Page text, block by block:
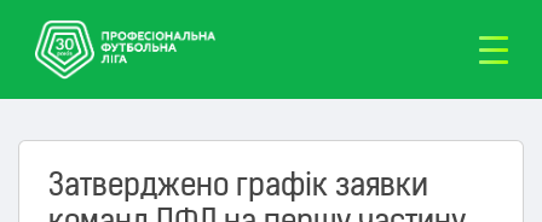
Затверджено графік заявки